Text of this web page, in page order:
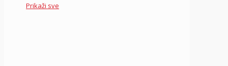
Prikaži sve